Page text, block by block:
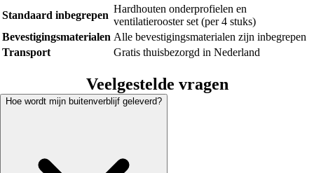
Standaard inbegrepen
Hardhouten onderprofielen en
ventilatierooster set (per 4 stuks)
Bevestigingsmaterialen Alle bevestigingsmaterialen zijn inbegrepen
Transport
Gratis thuisbezorgd in Nederland
Veelgestelde vragen
Hoe wordt mijn buitenverblijf geleverd?